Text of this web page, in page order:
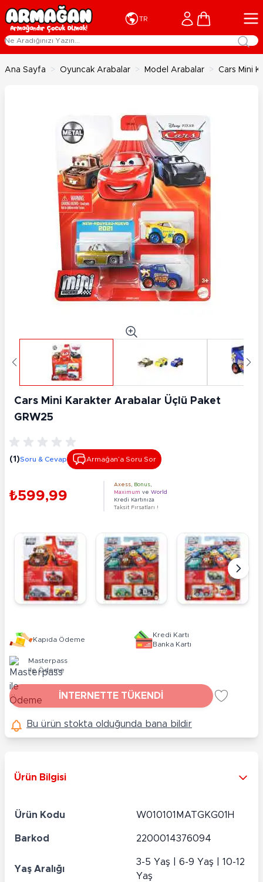
İçeriğe geç
TR Cart
Ana Sayfa > Oyuncak Arabalar > Model Arabalar > Cars Mini
Cars Mini Karakter Arabalar Üçlü Paket
GRW25
(1)Soru & Cevap Armağan’a Soru Sor
₺599,99
Axess Bonus
Maximum ve World
Kredi Kartınıza
Taksit Fırsatları !
Kapıda Ödeme
Kredi Kartı
Banka Kartı
Masterpass
ile Ödeme
İNTERNETTE TÜKENDİ
Bu ürün stokta olduğunda bana bildir
Ürün Bilgisi
Ürün Kodu W010101MATGKG01H
Barkod 2200014376094
Yaş Aralığı
3-5 Yaş | 6-9 Yaş | 10-12
Yaş